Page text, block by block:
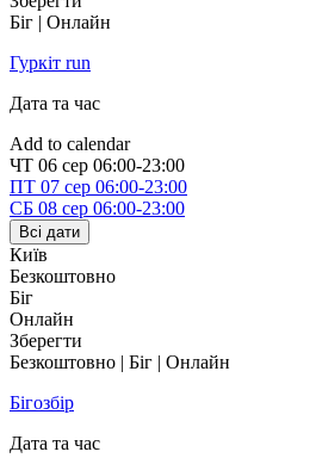
Біг | Онлайн
Гуркіт run
Дата та час
Add to calendar
ЧТ 06 сер 06:00-23:00
ПТ 07 сер 06:00-23:00
СБ 08 сер 06:00-23:00
Всі дати
Київ
Безкоштовно
Біг
Онлайн
Зберегти
Безкоштовно | Біг | Онлайн
Бігозбір
Дата та час